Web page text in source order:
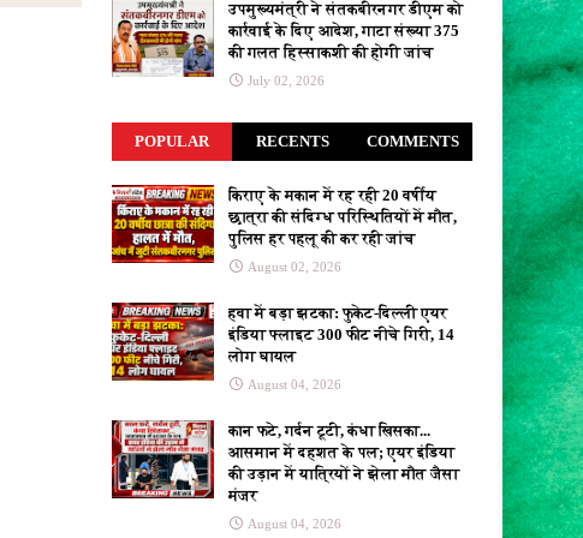
शेख़ हसीना की प्रेस कॉन्फ़्रेंस से भारत के ख़िलाफ़
बांग्लादेश में भारी ग़ुस्सा
BBC
बांग्लादेश में क्रिकेटर शाकिब अल-हसन के घर
इवेंट में शामिल हो... Dainik Bhaskar
बांग्लादेश सरकार चिढ़ी, क्रिकेटर शाकिब के घर
पर अटैक... शेख हसीना के 'कैमरा बंद' भाषण के
बाद क्या-क्या हुआ Aaj Tak News
हमारा अपमान किया… भारत पर भड़क गया
बांग्लादेश; शेख हसीना की प्रेस कॉन्फ्रेंस से
News
Hindustan
आज का तुला राशिफल 6 अगस्त: काम में छवि
मजबूत करने का मौका, सूर्य, बुध, गुरु का असर -
आज का तुला राशिफल 6 अगस्त: काम में छवि
मजबूत करने का मौका, सूर्य, बुध, गुरु का
असर
Hindustan
उपमुख्यमंत्री ने संतकबीरनगर डीएम को
कार्रवाई के दिए आदेश, गाटा संख्या 375
की गलत हिस्साकशी की होगी जांच
July 02, 2026
POPULAR RECENTS COMMENTS
किराए के मकान में रह रही 20 वर्षीय
छात्रा की संदिग्ध परिस्थितियों में मौत,
पुलिस हर पहलू की कर रही जांच
August 02, 2026
हवा में बड़ा झटका: फुकेट-दिल्ली एयर
इंडिया फ्लाइट 300 फीट नीचे गिरी, 14
लोग घायल
August 04, 2026
कान फटे, गर्दन टूटी, कंधा खिसका...
आसमान में दहशत के पल; एयर इंडिया
की उड़ान में यात्रियों ने झेला मौत जैसा
मंजर
August 04, 2026